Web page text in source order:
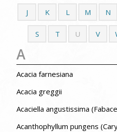
J K L M N
S T U V
A
Acacia farnesiana
Acacia greggii
Acaciella angustissima
Acanthophyllum pungens